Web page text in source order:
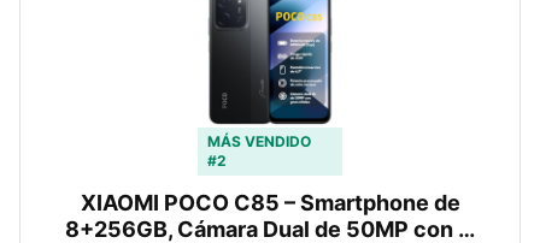
MÁS VENDIDO
#2
XIAOMI POCO C85 – Smartphone de
8+256GB, Cámara Dual de 50MP con …